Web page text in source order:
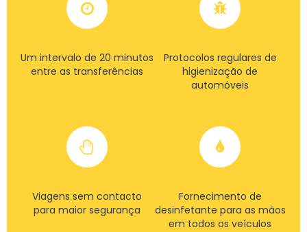
Um intervalo de 20 minutos
entre as transferências
Protocolos regulares de
higienização de
automóveis
Viagens sem contacto
para maior segurança
Fornecimento de
desinfetante para as mãos
em todos os veículos